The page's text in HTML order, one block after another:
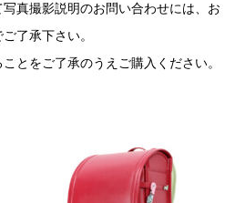
真撮影説明のお問い合わせには、お
了承下さい。
とをご了承のうえご購入ください。